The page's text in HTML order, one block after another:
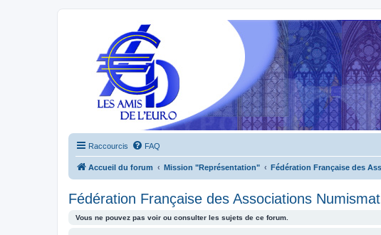
Raccourcis FAQ
Accueil du forum Mission "Représentation" Fédération Française des
Fédération Française des Associations
Vous ne pouvez pas voir ou consulter les sujets de ce forum.